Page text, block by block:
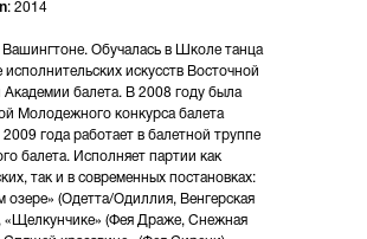
: 2014
Вашингтоне. Обучалась в Школе танца
искусств Восточной
Академии балета. В 2008 году была
Молодежного конкурса балета
года работает в балетной труппе
балета. Исполняет партии как
так и в современных постановках:
озере» (Одетта/Одиллия, Венгерская
«Щелкунчике» (Фея Драже, Снежная